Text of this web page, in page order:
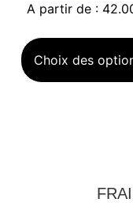
A partir de :
Choix des